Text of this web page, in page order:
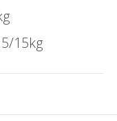
15kg